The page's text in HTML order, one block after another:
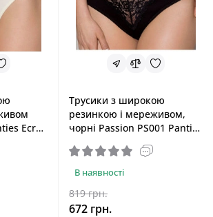
Ecru,
Трусики з широкою
резинкою і мереживом,
чорні Passion PS001 Panties
Black, розмір M
В наявності
819 грн.
672 грн.